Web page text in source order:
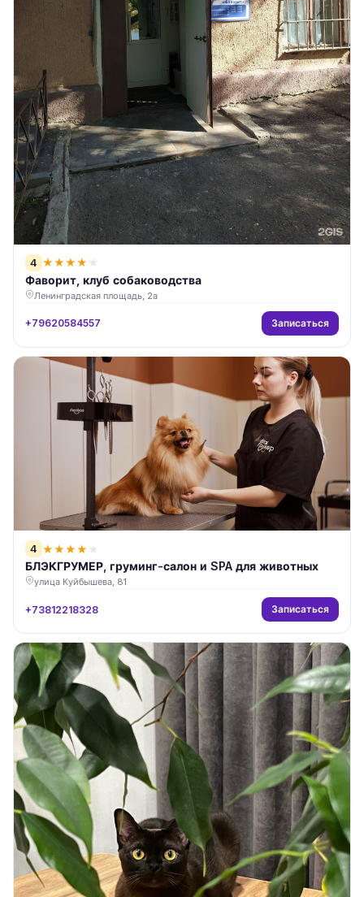
4 ★★★★ ★
Фаворит, клуб собаководства
Ленинградская площадь, 2а
+79620584557 Записаться
4 ★★★★ ★
БЛЭКГРУМЕР, груминг-салон и SPA для животных
улица Куйбышева, 81
+73812218328 Записаться